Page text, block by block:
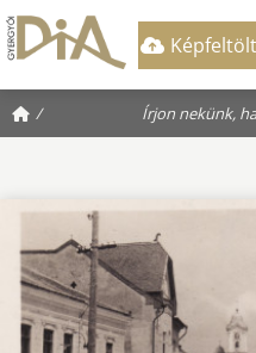
/ Írjon nekünk,